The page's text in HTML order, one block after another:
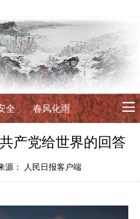
全 春风化雨
署长寄语
产党给世界的回答
源： 人民日报客户端